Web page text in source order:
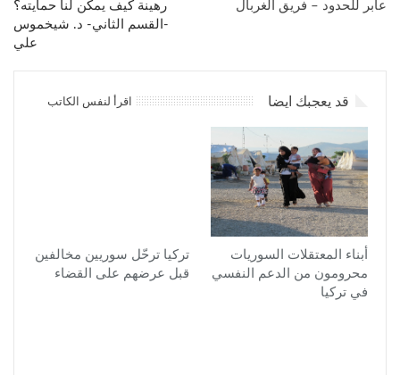
عابر للحدود – فريق الغربال
رهينة كيف يمكن لنا حمايته؟
-القسم الثاني- د. شيخموس
علي
قد يعجبك ايضا اقرأ لنفس الكاتب
أبناء المعتقلات السوريات
محرومون من الدعم النفسي
في تركيا
تركيا ترحّل سوريين مخالفين
قبل عرضهم على القضاء